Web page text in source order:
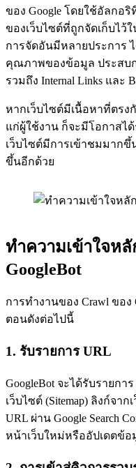
ของ Google โดยใช้อัลกอ
ของเว็บไซต์ที่ถูกจัดเก็บไว้
การจัดอันมีหลายประการ
คุณภาพของข้อมูล ประสบ
รวมถึง Internal Links และ
หากเว็บไซต์มีเนื้อหาที่ตร
แก่ผู้ใช้งาน ก็จะมีโอกาสไ
เว็บไซต์มีการเข้าชมมากขึ้
ขึ้นอีกด้วย
ทำความเข้าใจหลั
GoogleBot
การทำงานของ Crawl ขอ
ตอนดังต่อไปนี้
1. รับรายการ URL
GoogleBot จะได้รับรายกา
เว็บไซต์ (Sitemap) ลิงก์จา
URL ผ่าน Google Search
หน้าเว็บใหม่หรืออัปเดตข้